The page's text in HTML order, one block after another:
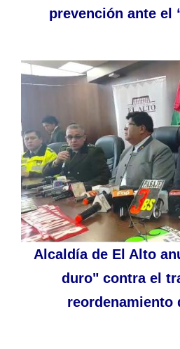
prevención ante el
Alcaldía de El Alto
duro" contra el
reordenamiento